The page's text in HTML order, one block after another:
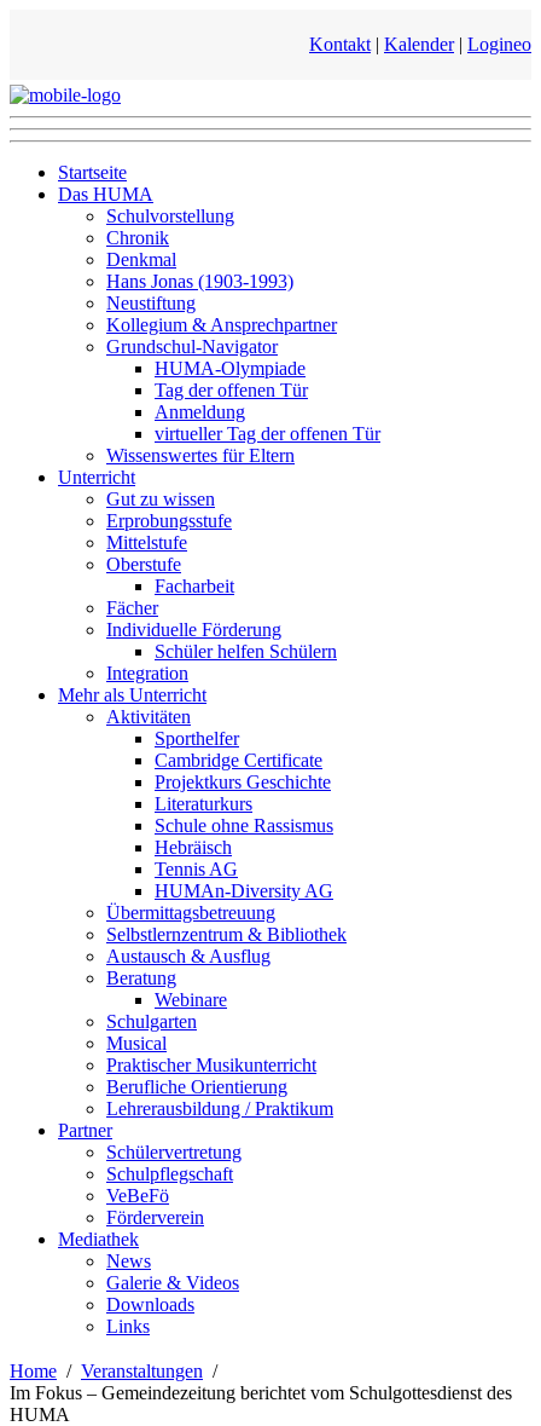
Kontakt | Kalender| Logineo
Startseite
Das HUMA
Schulvorstellung
Chronik
Denkmal
Hans Jonas (1903-1993)
Neustiftung
Kollegium & Ansprechpartner
Grundschul-Navigator
HUMA-Olympiade
Tag der offenen Tür
Anmeldung
virtueller Tag der offenen Tür
Wissenswertes für Eltern
Unterricht
Gut zu wissen
Erprobungsstufe
Mittelstufe
Oberstufe
Facharbeit
Fächer
Individuelle Förderung
Schüler helfen Schülern
Integration
Mehr als Unterricht
Aktivitäten
Sporthelfer
Cambridge Certificate
Projektkurs Geschichte
Literaturkurs
Schule ohne Rassismus
Hebräisch
Tennis AG
HUMAn-Diversity AG
Übermittagsbetreuung
Selbstlernzentrum & Bibliothek
Austausch & Ausflug
Beratung
Webinare
Schulgarten
Musical
Praktischer Musikunterricht
Berufliche Orientierung
Lehrerausbildung / Praktikum
Partner
Schülervertretung
Schulpflegschaft
VeBeFö
Förderverein
Mediathek
News
Galerie & Videos
Downloads
Links
Home
Veranstaltungen
Im Fokus – Gemeindezeitung berichtet vom Schulgottesdienst des
HUMA